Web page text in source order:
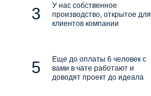
У нас собственное
производство, открытое для
клиентов компании
Еще до оплаты 6 человек с
вами в чате работают и
доводят проект до идеала